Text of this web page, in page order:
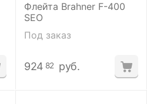
Флейта Brahner F-400
SEO
Под заказ
924 82 руб.